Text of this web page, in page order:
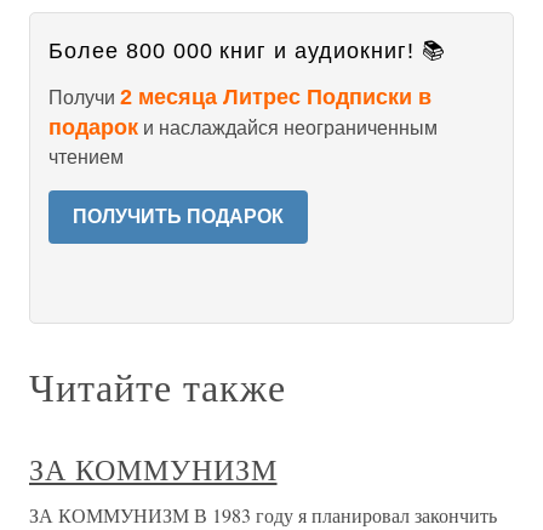
Более 800 000 книг и аудиокниг! 📚
Получи 2 месяца Литрес Подписки в
подарок и наслаждайся неограниченным
чтением
ПОЛУЧИТЬ ПОДАРОК
Читайте также
ЗА КОММУНИЗМ
ЗА КОММУНИЗМ В 1983 году я планировал закончить